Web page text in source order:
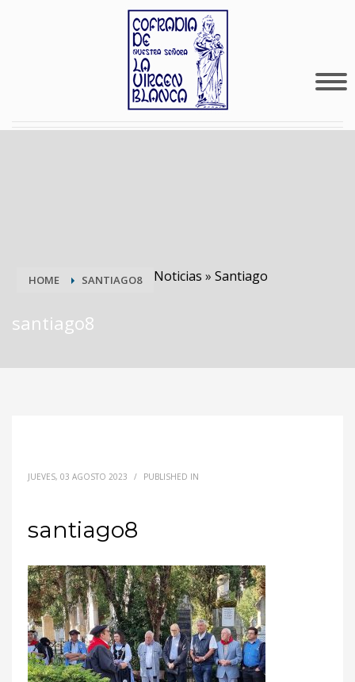
HOME Noticias » Santiago
SANTIAGO8
santiago8
JUEVES, 03 AGOSTO 2023 / PUBLISHED IN
santiago8